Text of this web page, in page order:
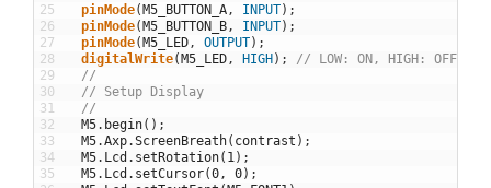
25
26
27
28
29
30
31
32
33
34
35
pinMode(M5_BUTTON_A , INPUT) ;
pinMode(M5_BUTTON_B , INPUT) ;
pinMode(M5_LED , OUTPUT) ;
digitalWrite(M5_LED , HIGH) ;
// LOW: ON, HIGH: OFF
//
// Setup Display
//
M5. begin( ) ;
M5.Axp.ScreenBreath( contrast ) ;
M5. Lcd . setRotation( 1 ) ;
M5. Lcd . setCursor(0 , 0) ;